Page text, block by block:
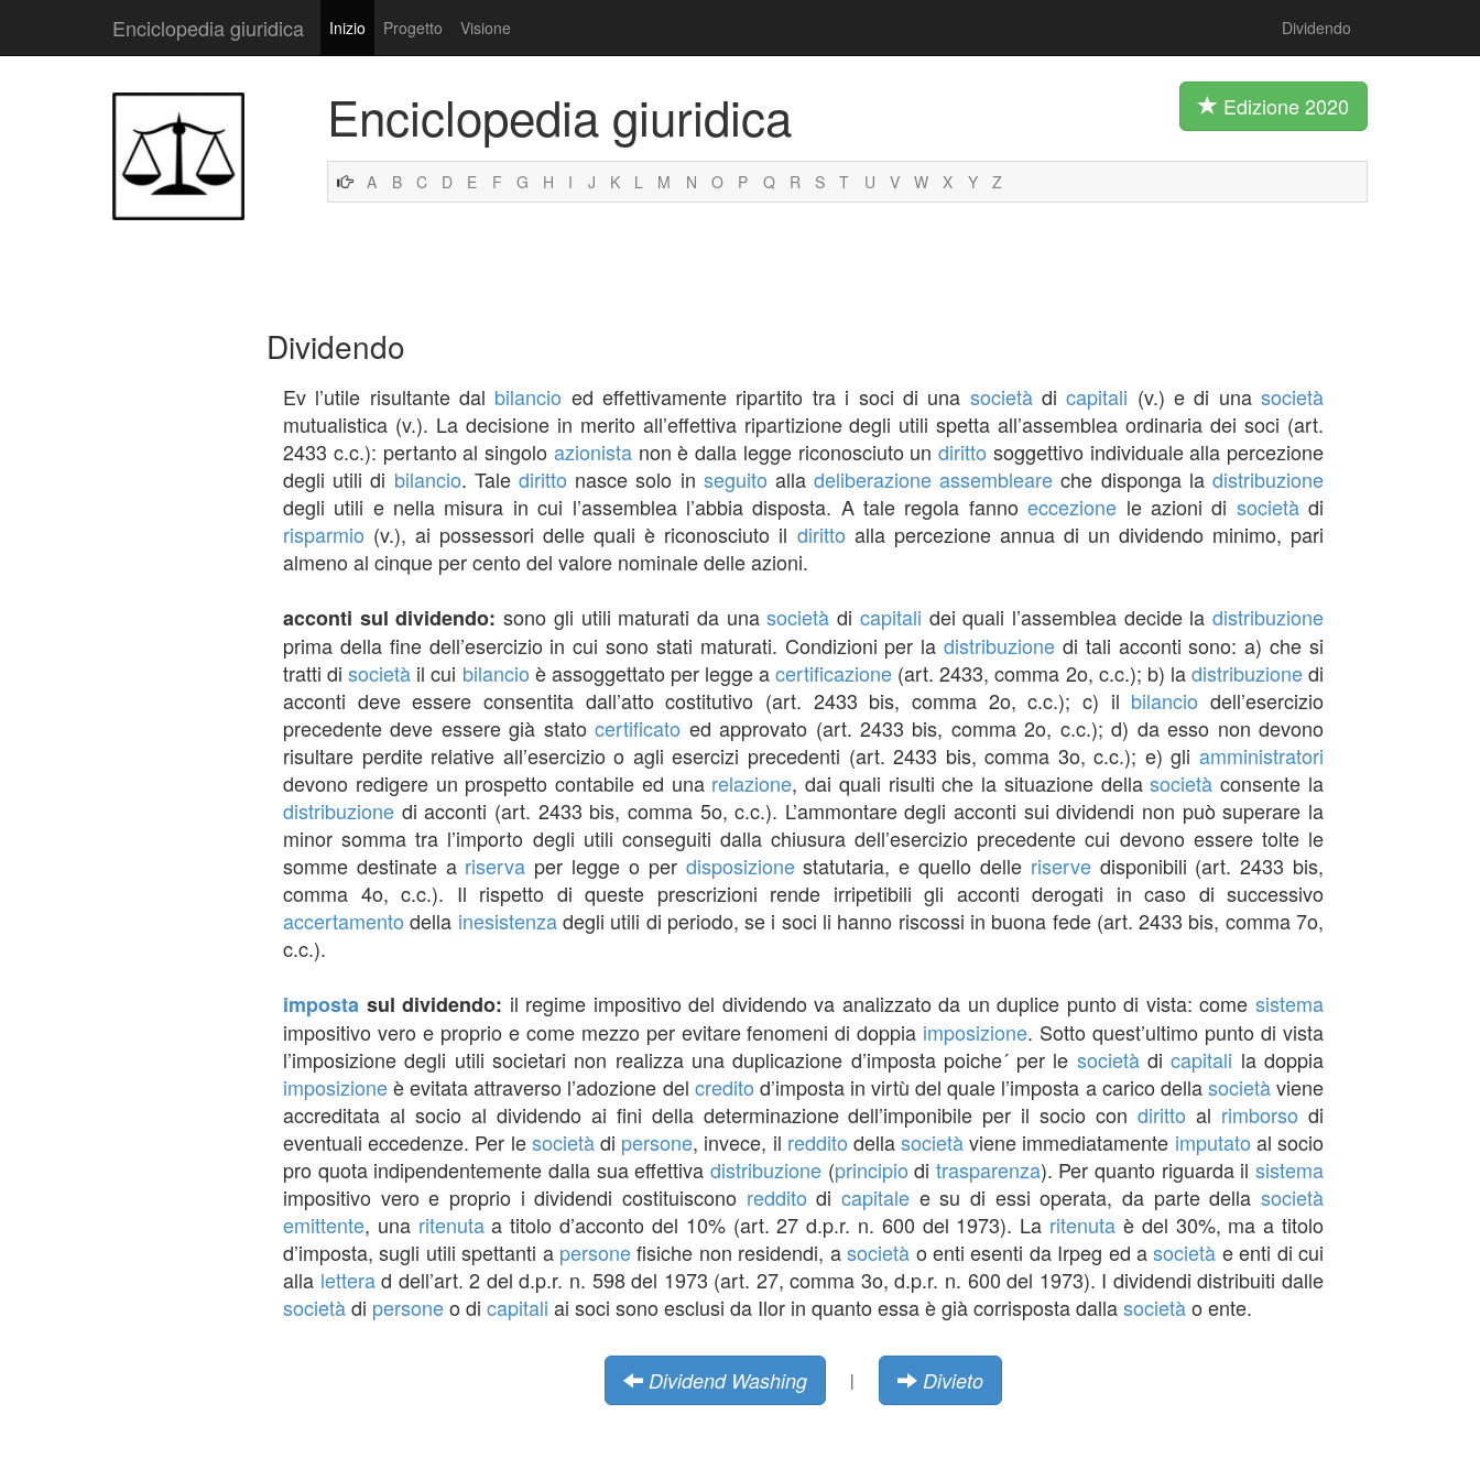
Enciclopedia giuridica Inizio Progetto Visione Dividendo
Enciclopedia giuridica Edizione 2020
A B C D E F G H I J K L M N O P Q R S T U V W X Y Z
Dividendo
Ev l’utile risultante dal bilancio ed effettivamente ripartito tra i soci di una societàdicapitali (v.) e di unasocietà
mutualistica (v.). La decisione in merito all’effettiva ripartizione degli utili spetta all’assemblea ordinaria dei soci (art.
2433 c.c.): pertanto al singolo azionistanon è dalla legge riconosciuto un diritto soggettivo individuale alla percezione
degli utili di bilancio. Tale diritto nasce solo in seguito alladeliberazione assembleare che disponga la distribuzione
degli utili e nella misura in cui l’assemblea l’abbia disposta. A tale regola fannoeccezione le azioni di societàdi
risparmio (v.), ai possessori delle quali è riconosciuto il diritto alla percezione annua di un dividendo minimo, pari
almeno al cinque per cento del valore nominale delle azioni.
acconti sul dividendo:sono gli utili maturati da unasocietà di capitali dei quali l’assemblea decide ladistribuzione
prima della fine dell’esercizio in cui sono stati maturati. Condizioni per ladistribuzione di tali acconti sono: a) che si
tratti disocietà il cui bilancio è assoggettato per legge acertificazione (art. 2433, comma 2o, c.c.); b) ladistribuzionedi
acconti deve essere consentita dall’atto costitutivo (art. 2433 bis, comma 2o, c.c.); c) il bilancio dell’esercizio
precedente deve essere già statocertificato ed approvato (art. 2433 bis, comma 2o, c.c.); d) da esso non devono
risultare perdite relative all’esercizio o agli esercizi precedenti (art. 2433 bis, comma 3o, c.c.); e) gli amministratori
devono redigere un prospetto contabile ed una relazione, dai quali risulti che la situazione dellasocietà consente la
distribuzione di acconti (art. 2433 bis, comma 5o, c.c.). L’ammontare degli acconti sui dividendi non può superare la
minor somma tra l’importo degli utili conseguiti dalla chiusura dell’esercizio precedente cui devono essere tolte le
somme destinate a riserva per legge o per disposizionestatutaria, e quello delle riservedisponibili (art. 2433 bis,
comma 4o, c.c.). Il rispetto di queste prescrizioni rende irripetibili gli acconti derogati in caso di successivo
accertamento della inesistenzadegli utili di periodo, se i soci li hanno riscossi in buona fede (art. 2433 bis, comma 7o,
c.c.).
imposta sul dividendo: il regime impositivo del dividendo va analizzato da un duplice punto di vista: comesistema
impositivo vero e proprio e come mezzo per evitare fenomeni di doppia imposizione. Sotto quest’ultimo punto di vista
l’imposizione degli utili societari non realizza una duplicazione d’imposta poiche´ per le societàdicapitali la doppia
imposizioneè evitata attraverso l’adozione del credito d’imposta in virtù del quale l’imposta a carico dellasocietàviene
accreditata al socio al dividendo ai fini della determinazione dell’imponibile per il socio condiritto al rimborso di
eventuali eccedenze. Per lesocietàdi persone, invece, il reddito dellasocietàviene immediatamente imputato al socio
pro quota indipendentemente dalla sua effettiva distribuzione(principio di trasparenza). Per quanto riguarda ilsistema
impositivo vero e proprio i dividendi costituiscono reddito dicapitale e su di essi operata, da parte dellasocietà
emittente, una ritenutaa titolo d’acconto del 10% (art. 27 d.p.r. n. 600 del 1973). La ritenuta è del 30%, ma a titolo
d’imposta, sugli utili spettanti a personefisiche non residendi, asocietà o enti esenti da Irpeg ed asocietà e enti di cui
alla letterad dell’art. 2 del d.p.r. n. 598 del 1973 (art. 27, comma 3o, d.p.r. n. 600 del 1973). I dividendi distribuiti dalle
societàdi personeo di capitali ai soci sono esclusi da Ilor in quanto essa è già corrisposta dallasocietào ente.
Dividend Washing | Divieto